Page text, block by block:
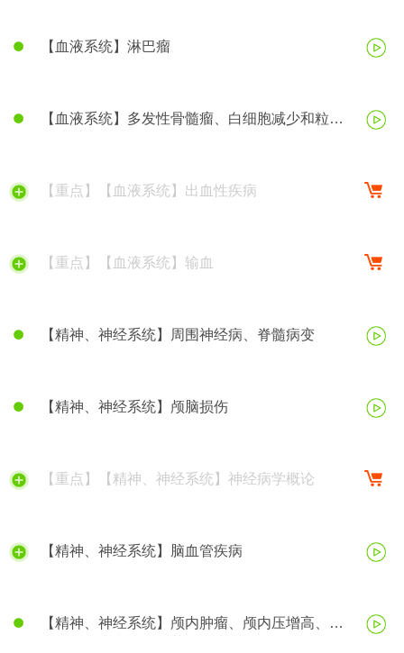
【血液系统】淋巴瘤
【血液系统】多发性骨髓瘤、白细胞减少和粒细
【重点】【血液系统】出血性疾病
【重点】【血液系统】输血
【精神、神经系统】周围神经病、脊髓病变
【精神、神经系统】颅脑损伤
【重点】【精神、神经系统】神经病学概论
【精神、神经系统】脑血管疾病
【精神、神经系统】颅内肿瘤、颅内压增高、脑